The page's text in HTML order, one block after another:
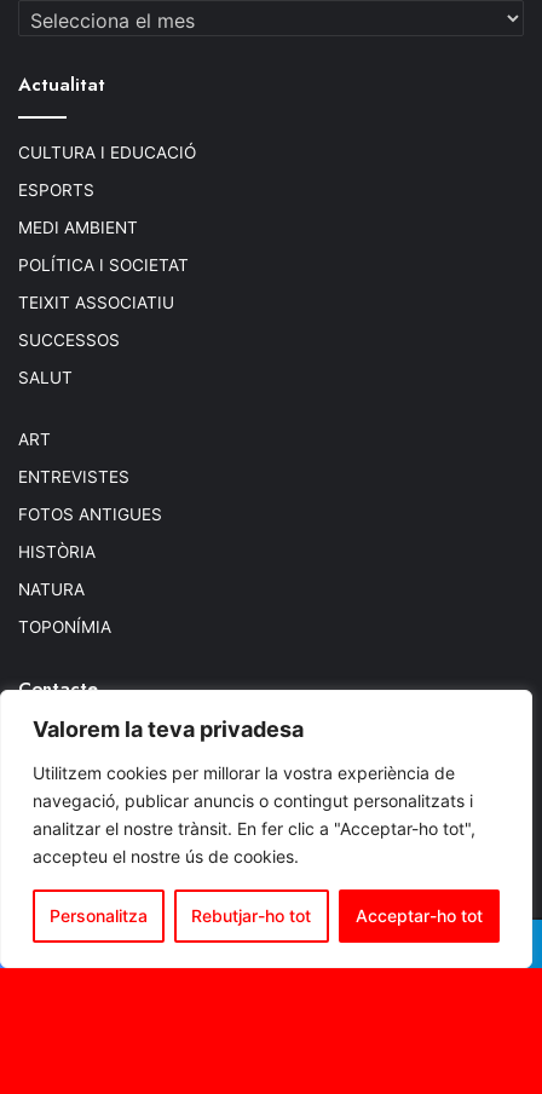
Valorem la teva privadesa
Utilitzem cookies per millorar la vostra experiència de
navegació, publicar anuncis o contingut personalitzats i
analitzar el nostre trànsit. En fer clic a "Acceptar-ho tot",
accepteu el nostre ús de cookies.
Personalitza Rebutjar-ho tot Acceptar-ho tot
Arxius
Actualitat
CULTURA I EDUCACIÓ
ESPORTS
MEDI AMBIENT
POLÍTICA I SOCIETAT
TEIXIT ASSOCIATIU
SUCCESSOS
SALUT
ART
ENTREVISTES
FOTOS ANTIGUES
HISTÒRIA
NATURA
TOPONÍMIA
Contacte
edicions@elgall.com
Plaça de ca les Monnares, 19 baixos
07460 Pollença
Facebook X WhatsApp Telegram